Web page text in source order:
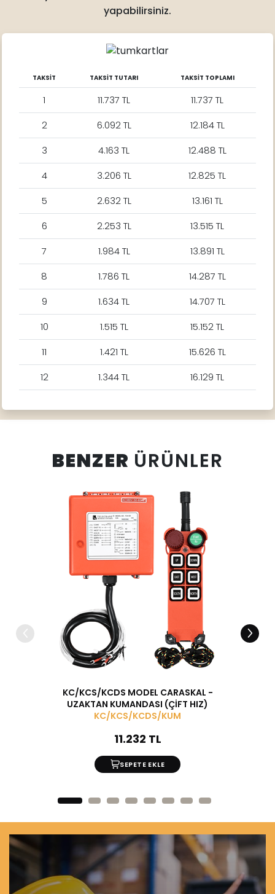
yapabilirsiniz.
TAKSİT TAKSİT TUTARI TAKSİT TOPLAMI
1 11.737 TL
11.737 TL
2
6.092 TL
12.184 TL
3
4.163 TL
12.488 TL
4
3.206 TL
12.825 TL
5
2.632 TL
13.161 TL
6
2.253 TL
13.515 TL
7
1.984 TL
13.891 TL
8
1.786 TL
14.287 TL
9
1.634 TL
14.707 TL
10
1.515 TL
15.152 TL
11
1.421 TL
15.626 TL
12
1.344 TL 16.129 TL
BENZER ÜRÜNLER
KC/KCS/KCDS MODEL CARASKAL -
UZAKTAN KUMANDASI (ÇİFT HIZ)
KC/KCS/KCDS/KUM
11.232 TL
SEPETE EKLE